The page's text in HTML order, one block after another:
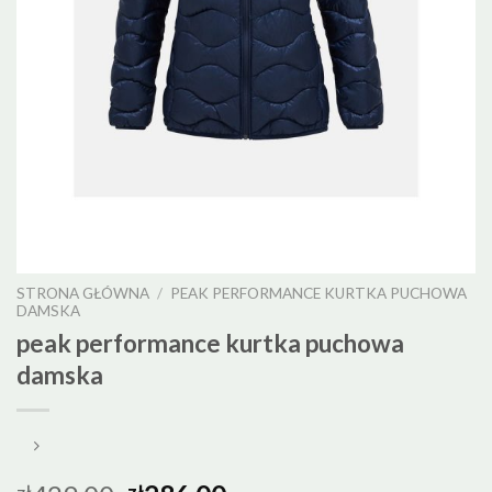
STRONA GŁÓWNA / PEAK PERFORMANCE KURTKA PUCHOWA
DAMSKA
peak performance kurtka puchowa
damska